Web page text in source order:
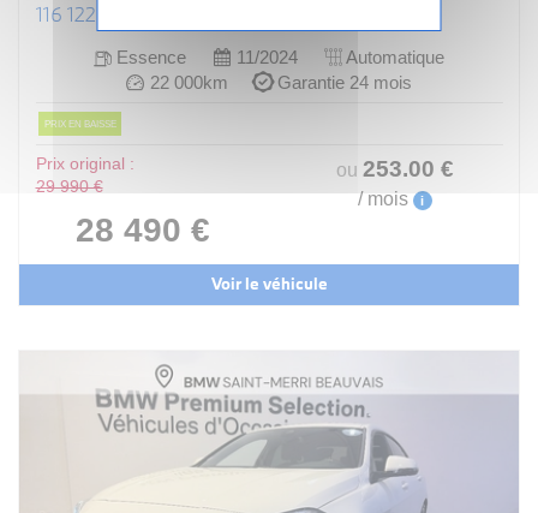
116 122 CH DKG7 M SPORT DESIGN
Essence 11/2024
Automatique
22 000km
Garantie 24 mois
PRIX EN BAISSE
Prix original :
29 990 €
28 490 €
ou 253.00 €
/ mois i
Voir le véhicule